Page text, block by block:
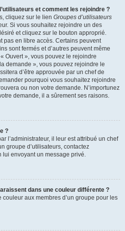
et comment les rejoindre ?
cliquez sur le lien Groupes d’utilisateurs
Si vous souhaitez rejoindre un des
et cliquez sur le bouton approprié.
pas en libre accès. Certains peuvent
sont fermés et d’autres peuvent même
Ouvert », vous pouvez le rejoindre
demande », vous pouvez rejoindre le
d’être approuvée par un chef de
pourquoi vous souhaitez rejoindre
ou non votre demande. N’importunez
demande, il a sûrement ses raisons.
?
l’administrateur, il leur est attribué un chef
groupe d’utilisateurs, contactez
lui envoyant un message privé.
dans une couleur différente ?
couleur aux membres d’un groupe pour les